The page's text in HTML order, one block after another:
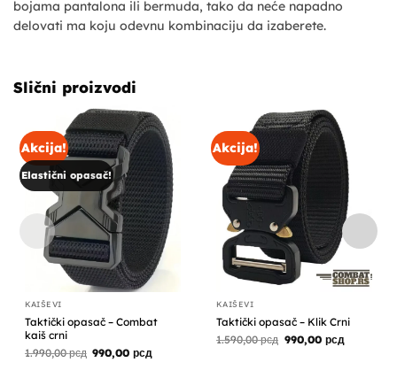
bojama pantalona ili bermuda, tako da neće napadno
delovati ma koju odevnu kombinaciju da izaberete.
Slični proizvodi
Akcija!
Elastični opasač!
KAIŠEVI
Taktički opasač – Combat
kaiš crni
1.990,00рсд Originalna
cena
990,00рсд
cena
Akcija!
KAIŠEVI
Taktički opasač – Klik Crni
1.590,00рсд Originalna
cena
990,00 рсдTrenutna
cena